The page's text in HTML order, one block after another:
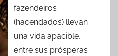
fazendeiros
(hacendados) llevan
una vida apacible,
entre sus prósperas